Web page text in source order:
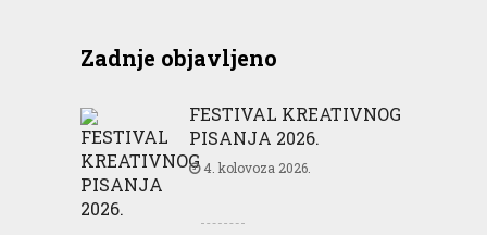
Zadnje objavljeno
FESTIVAL KREATIVNOG
PISANJA 2026.
4. kolovoza 2026.